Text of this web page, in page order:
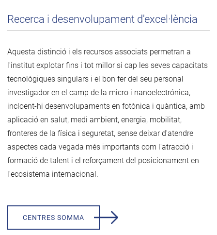
Recerca i desenvolupament d'excel·lència
Aquesta distinció i els recursos associats permetran a
l'institut explotar fins i tot millor si cap les seves capacitats
tecnològiques singulars i el bon fer del seu personal
investigador en el camp de la micro i nanoelectrónica,
incloent-hi desenvolupaments en fotònica i quàntica, amb
aplicació en salut, medi ambient, energia, mobilitat,
fronteres de la física i seguretat, sense deixar d'atendre
aspectes cada vegada més importants com l'atracció i
formació de talent i el reforçament del posicionament en
l'ecosistema internacional.
CENTRES SOMMA